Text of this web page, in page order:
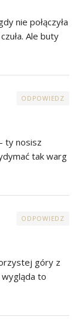
nie połączyła
Ale buty
ODPOWIEDZ
ty nosisz
tak warg
ODPOWIEDZ
góry z
to